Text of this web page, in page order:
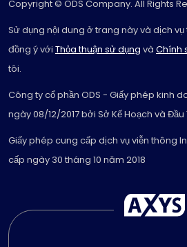
Copyright © ODS Company. All Rights
Sử dụng nội dung ở trang này và dịch vụ
đồng ý với Thỏa thuận sử dụng và Chính
tôi.
Công ty cổ phần ODS - Giấy phép kinh
ngày 08/12/2017 bởi Sở Kế Hoạch và Đầu
Giấy phép cung cấp dịch vụ viễn thông
cấp ngày 30 tháng 10 năm 2018